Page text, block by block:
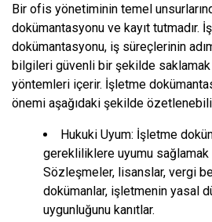
Bir ofis yönetiminin temel
dokümantasyonu ve kayıt tutmadır.
dokümantasyonu, iş süreçlerinin
bilgileri güvenli bir şekilde saklamak
yöntemleri içerir. İşletme
önemi aşağıdaki şekilde
Hukuki Uyum: İşletme
gerekliliklere uyumu sağlamak
Sözleşmeler, lisanslar, vergi
dokümanlar, işletmenin yasal
uygunluğunu kanıtlar.